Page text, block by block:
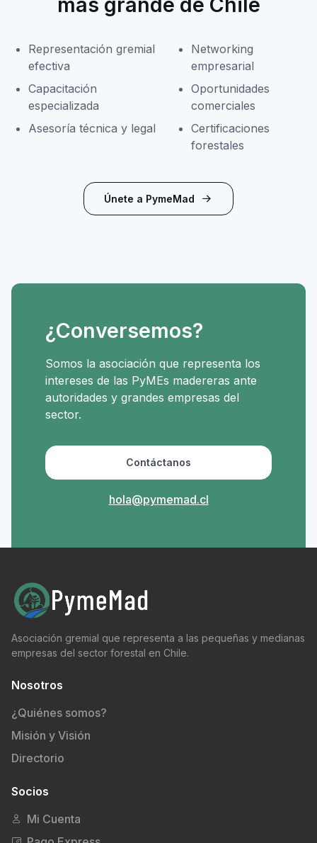
Representación gremial
efectiva
Capacitación
especializada
Asesoría técnica y legal
Networking
empresarial
Oportunidades
comerciales
Certificaciones
forestales
Únete a PymeMad
¿Conversemos?
Somos la asociación que representa los
intereses de las PyMEs madereras ante
autoridades y grandes empresas del
sector.
Contáctanos
hola@pymemad.cl
Asociación gremial que representa a las pequeñas y medianas
empresas del sector forestal en Chile.
Nosotros
¿Quiénes somos?
Misión y Visión
Directorio
Socios
Mi Cuenta